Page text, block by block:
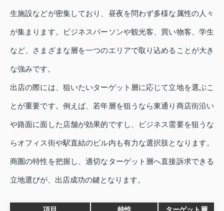
生施設などが密集しており、昼夜を問わず多様な属性の人々
が集まります。ビジネスパーソンや観光客、買い物客、学生
など、さまざまな層を一つのエリアで取り込めることが大き
な強みです。
出店の際には、狙いたいターゲット層に応じて立地を選ぶこ
とが重要です。例えば、若年層を狙うなら東通り商店街沿い
や路面に面した店舗が効果的ですし、ビジネス需要を狙うな
らオフィス街や駅直結のビル内も有力な選択肢となります。
商圏の特性を把握し、適切なターゲット層へ直接訴求できる
立地選びが、出店成功の鍵となります。